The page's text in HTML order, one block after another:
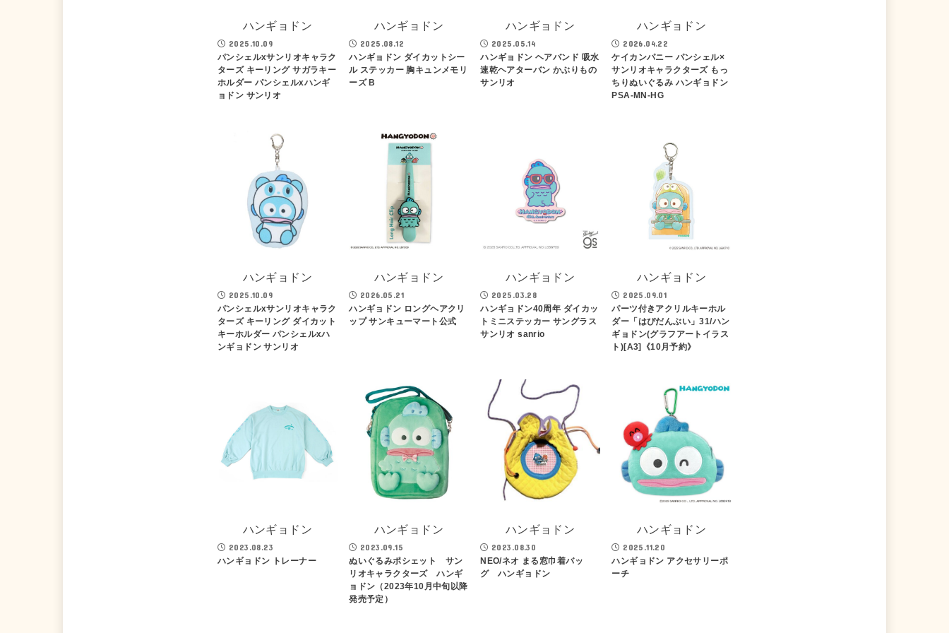
ハンギョドン
2025.10.09
パンシェルxサンリオキャラク
ターズ キーリング サガラキー
ホルダー パンシェルxハンギ
ョドン サンリオ
ハンギョドン
2025.08.12
ハンギョドン ダイカットシー
ル ステッカー 胸キュンメモリ
ーズ B
ハンギョドン
2025.05.14
ハンギョドン ヘアバンド 吸水
速乾ヘアターバン かぶりもの
サンリオ
ハンギョドン
2026.04.22
ケイカンパニー パンシェル×
サンリオキャラクターズ もっ
ちりぬいぐるみ ハンギョドン
PSA-MN-HG
ハンギョドン
2025.10.09
パンシェルxサンリオキャラク
ターズ キーリング ダイカット
キーホルダー パンシェルxハ
ンギョドン サンリオ
ハンギョドン
2026.05.21
ハンギョドン ロングヘアクリ
ップ サンキューマート公式
ハンギョドン
2025.03.28
ハンギョドン40周年 ダイカッ
トミニステッカー サングラス
サンリオ sanrio
ハンギョドン
2025.09.01
パーツ付きアクリルキーホル
ダー「はぴだんぶい」31/ハン
ギョドン(グラフアートイラス
ト)[A3]《10月予約》
ハンギョドン
2023.08.23
ハンギョドン トレーナー
ハンギョドン
2023.09.15
ぬいぐるみポシェット サン
リオキャラクターズ ハンギ
ョドン（2023年10月中旬以降
発売予定）
ハンギョドン
2023.08.30
NEO/ネオ まる窓巾着バッ
グ ハンギョドン
ハンギョドン
2025.11.20
ハンギョドン アクセサリーポ
ーチ